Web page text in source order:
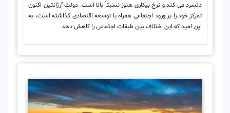
دلسرد می کند و نرخ بیکاری هنوز نسبتاً بالا است. دولت آرژانتین اکنون
تمرکز خود را بر ورود اجتماعی همراه با توسعه اقتصادی گذاشته است، به
این امید که این اختلاف بین طبقات اجتماعی را کاهش دهد.